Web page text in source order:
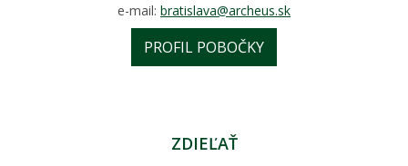
e-mail: bratislava@archeus.sk
PROFIL POBOČKY
ZDIEĽAŤ